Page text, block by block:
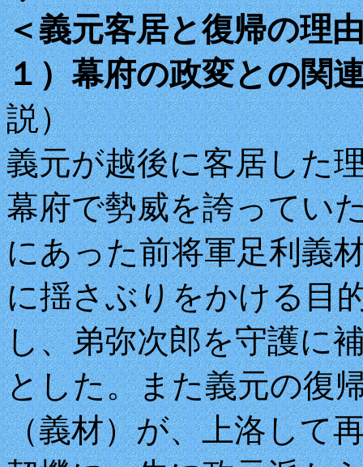
＜義元客居と復帰の理
１）幕府の政変との関
説）
義元が越後に客居した
幕府で勢威を誇ってい
にあった前将軍足利義
に揺さぶりをかける目
し、弟弥次郎を守護に
とした。また義元の復
（義材）が、上洛して